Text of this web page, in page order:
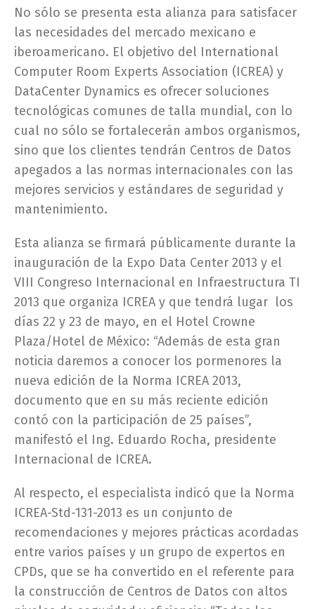
No sólo se presenta esta alianza para satisfacer
las necesidades del mercado mexicano e
iberoamericano. El objetivo del International
Computer Room Experts Association (ICREA) y
DataCenter Dynamics es ofrecer soluciones
tecnológicas comunes de talla mundial, con lo
cual no sólo se fortalecerán ambos organismos,
sino que los clientes tendrán Centros de Datos
apegados a las normas internacionales con las
mejores servicios y estándares de seguridad y
mantenimiento.
Esta alianza se firmará públicamente durante la
inauguración de la Expo Data Center 2013 y el
VIII Congreso Internacional en Infraestructura TI
2013 que organiza ICREA y que tendrá lugar los
días 22 y 23 de mayo, en el Hotel Crowne
Plaza/Hotel de México: “Además de esta gran
noticia daremos a conocer los pormenores la
nueva edición de la Norma ICREA 2013,
documento que en su más reciente edición
contó con la participación de 25 países”,
manifestó el Ing. Eduardo Rocha, presidente
Internacional de ICREA.
Al respecto, el especialista indicó que la Norma
ICREA-Std-131-2013 es un conjunto de
recomendaciones y mejores prácticas acordadas
entre varios países y un grupo de expertos en
CPDs, que se ha convertido en el referente para
la construcción de Centros de Datos con altos